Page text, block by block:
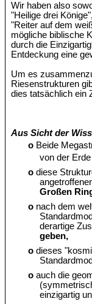
Wir haben also
"Heilige drei
"Reiter auf dem
mögliche biblische
durch die
Entdeckung eine
Um es
Riesenstrukturen
dies tatsächlich ein
Aus Sicht der
o Beide
von der
o diese
Großen
o nach dem
derartige
geben,
o dieses
o auch die
einzigartig